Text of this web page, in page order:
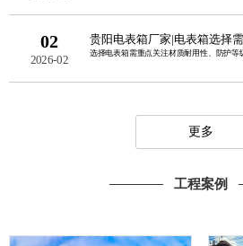
02
2026-02
贵阳电表箱厂家|电表箱选择
更多
工程案例